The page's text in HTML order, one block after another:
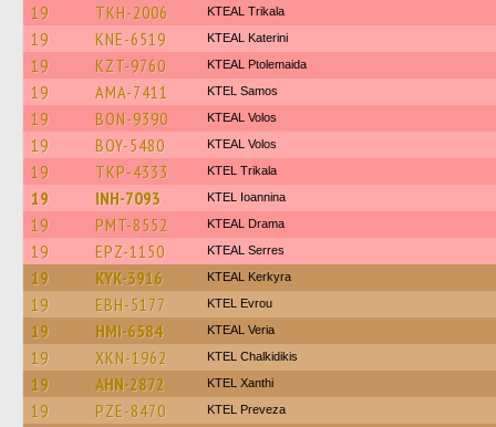
19 TKH-2006 KTEAL Trikala
19 KNE-6519 KTEAL Katerini
19 KZT-9760 KTEAL Ptolemaida
19 AMA-7411 KTEL Samos
19 BON-9390 KTEAL Volos
19 BOY-5480 KTEAL Volos
19 TKP-4333 ΚΤΕL Τrikala
19 INH-7093 KTEL Ioannina
19 PMT-8552 KTEAL Drama
19 EPZ-1150 KTEAL Serres
19 KYK-3916 KTEAL Kerkyra
19 EBH-5177 KTEL Evrou
19 HMI-6584 KTEAL Veria
19 XKN-1962 ΚΤΕL Chalkidikis
19 AHN-2872 KTEL Xanthi
19 PZE-8470 KTEL Preveza